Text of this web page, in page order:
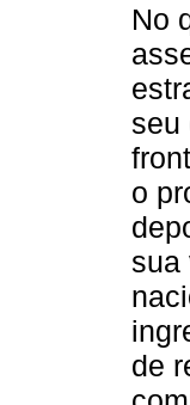
No
seu
o
sua
de